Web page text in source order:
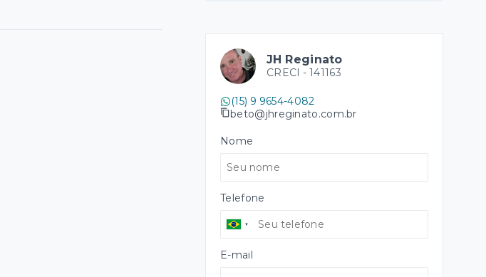
JH Reginato
CRECI -141163
(15) 9 9654-4082
beto@jhreginato.com.br
Nome
Telefone
E-mail